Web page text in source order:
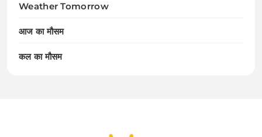
Weather Tomorrow
आज का मौसम
कल का मौसम